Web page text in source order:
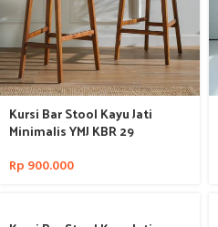
Kursi Bar Stool Kayu Jati
Minimalis YMJ KBR 29
Rp 900.000